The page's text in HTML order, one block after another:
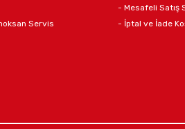
Servis
- Mesafeli Satış
- İptal ve İade